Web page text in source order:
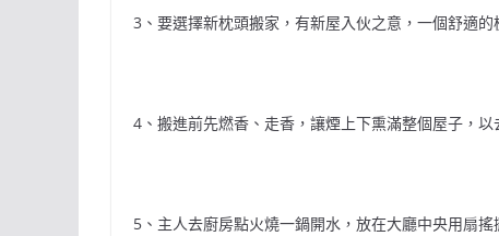
3、要選擇新枕頭搬家，有新屋入伙之意，一個舒適的
4、搬進前先燃香、走香，讓煙上下熏滿整個屋子，以
5、主人去廚房點火燒一鍋開水，放在大廳中央用扇